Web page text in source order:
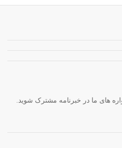
های ما در خبرنامه مشترک شوید.